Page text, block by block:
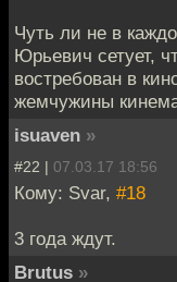
Чуть ли не в
Юрьевич сетует,
востребован в
жемчужины
isuaven »
#22 | 07.03.17 18:56
Кому: Svar, #18
3 года ждут.
Brutus »